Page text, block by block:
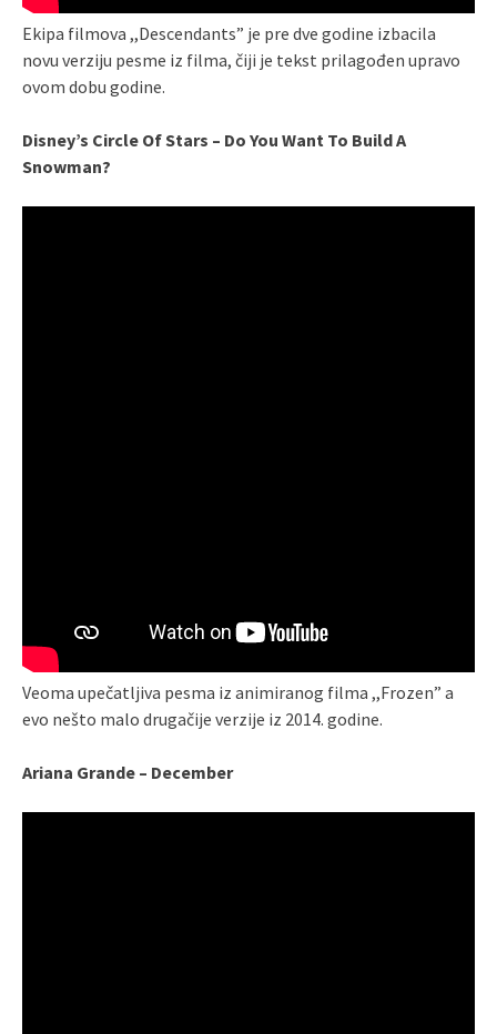
Ekipa filmova ,,Descendants” je pre dve godine izbacila
novu verziju pesme iz filma, čiji je tekst prilagođen upravo
ovom dobu godine.
Disney’s Circle Of Stars – Do You Want To Build A
Snowman?
Veoma upečatljiva pesma iz animiranog filma ,,Frozen” a
evo nešto malo drugačije verzije iz 2014. godine.
Ariana Grande – December